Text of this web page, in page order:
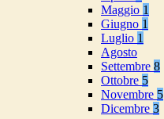
Maggio 1
Giugno 1
Luglio 1
Agosto
Settembre 8
Ottobre 5
Novembre 5
Dicembre 3